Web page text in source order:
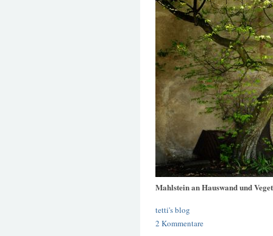
Mahlstein an Hauswand und
tetti's blog
2 Kommentare